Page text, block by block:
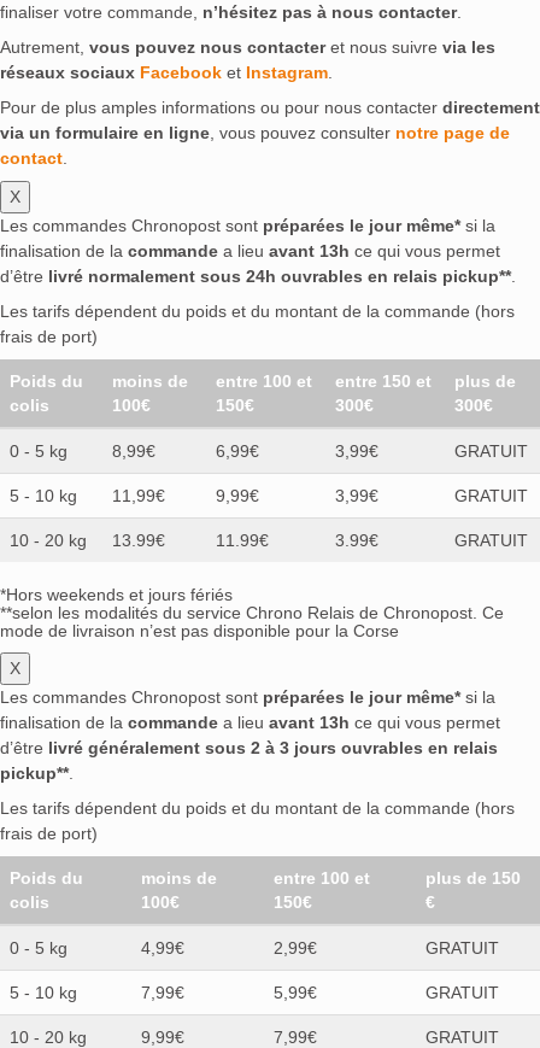
finaliser votre commande, n’hésitez pas à nous contacter.
Autrement, vous pouvez nous contacteret nous suivre via les
réseaux sociaux Facebook et Instagram.
Pour de plus amples informations ou pour nous contacter directement
via un formulaire en ligne, vous pouvez consulter notre page de
contact.
X
Les commandes Chronopost sont préparées le jour même*si la
finalisation de la commande a lieu avant 13h ce qui vous permet
d’être livré normalement sous 24h ouvrables en relais pickup**.
Les tarifs dépendent du poids et du montant de la commande (hors
frais de port)
Poids du
colis
moins de
100€
entre 100 et
150€
entre 150 et
300€
plus de
300€
0 - 5 kg 8,99€ 6,99€ 3,99€ GRATUIT
5 - 10 kg 11,99€ 9,99€ 3,99€ GRATUIT
10 - 20 kg 13.99€ 11.99€ 3.99€ GRATUIT
*Hors weekends et jours fériés
**selon les modalités du service Chrono Relais de Chronopost. Ce
mode de livraison n’est pas disponible pour la Corse
X
Les commandes Chronopost sont préparées le jour même*si la
finalisation de la commande a lieu avant 13h ce qui vous permet
d’être livré généralement sous 2 à 3 jours ouvrables en relais
pickup**.
Les tarifs dépendent du poids et du montant de la commande (hors
frais de port)
Poids du
colis
moins de
100€
entre 100 et
150€
plus de 150
€
0 - 5 kg 4,99€ 2,99€ GRATUIT
5 - 10 kg 7,99€ 5,99€ GRATUIT
10 - 20 kg 9,99€ 7,99€ GRATUIT